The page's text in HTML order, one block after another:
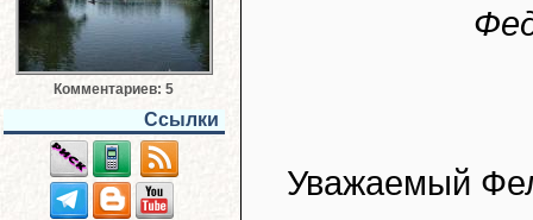
Комментариев: 5
Ссылки
Уважаемый